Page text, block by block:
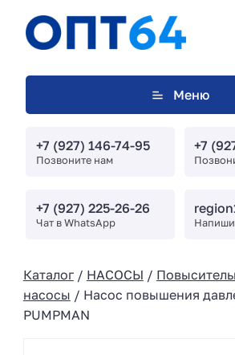
Меню
+7 (927) 146-74-95
Позвоните нам
+7
+7 (927) 225-26-26
Чат в WhatsApp
Каталог/ НАСОСЫ /
насосы / Насос повышения
PUMPMAN